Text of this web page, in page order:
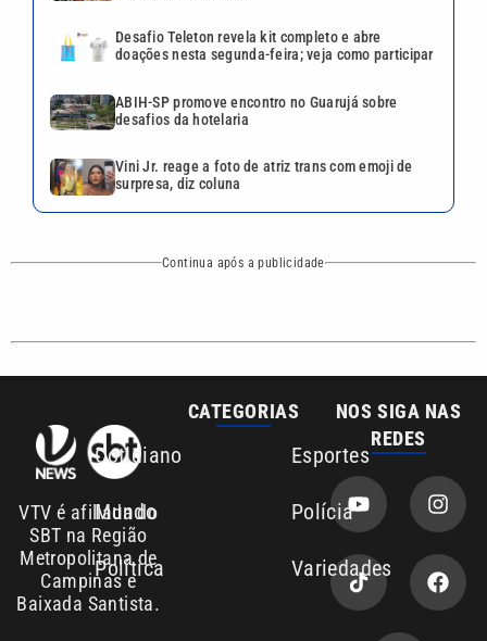
Desafio Teleton revela kit completo e abre
doações nesta segunda-feira; veja como participar
ABIH-SP promove encontro no Guarujá sobre
desafios da hotelaria
Vini Jr. reage a foto de atriz trans com emoji de
surpresa, diz coluna
Continua após a publicidade
VTV é afiliada do
SBT na Região
Metropolitana de
Campinas e
Baixada Santista.
Esportes
Mundo Polícia
Política Variedades